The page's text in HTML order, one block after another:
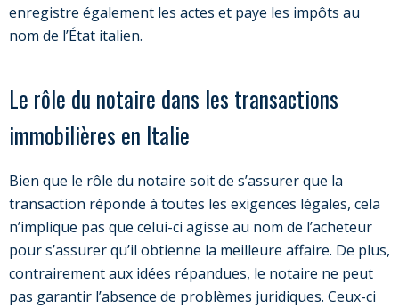
enregistre également les actes et paye les impôts au
nom de l’État italien.
Le rôle du notaire dans les transactions
immobilières en Italie
Bien que le rôle du notaire soit de s’assurer que la
transaction réponde à toutes les exigences légales, cela
n’implique pas que celui-ci agisse au nom de l’acheteur
pour s’assurer qu’il obtienne la meilleure affaire. De plus,
contrairement aux idées répandues, le notaire ne peut
pas garantir l’absence de problèmes juridiques. Ceux-ci